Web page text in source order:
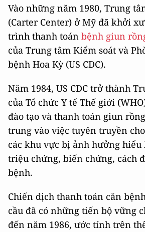
Vào những năm 1980, Trung
(Carter Center) ở Mỹ đã khởi
trình thanh toán bệnh giun
của Trung tâm Kiểm soát và
bệnh Hoa Kỳ (US CDC).
Năm 1984, US CDC trở thành
của Tổ chức Y tế Thế giới
đào tạo và thanh toán giun
trung vào việc tuyên truyền
các khu vực bị ảnh hưởng hiểu
triệu chứng, biến chứng, cách
bệnh.
Chiến dịch thanh toán căn
cầu đã có những tiến bộ vững
đến năm 1986, ước tính trên